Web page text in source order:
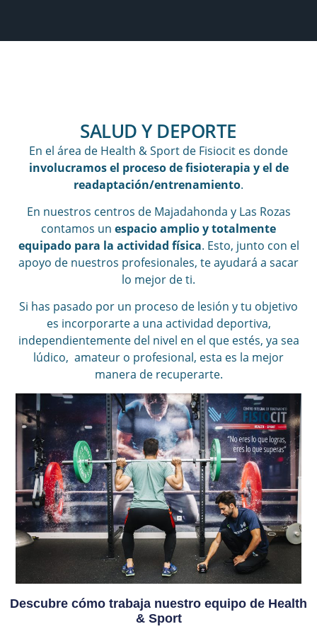
SALUD Y DEPORTE
En el área de Health & Sport de Fisiocit es donde
involucramos el proceso de fisioterapia y el de
readaptación/entrenamiento.
En nuestros centros de Majadahonda y Las Rozas
contamos un espacio amplio y totalmente
equipado para la actividad física. Esto, junto con el
apoyo de nuestros profesionales, te ayudará a sacar
lo mejor de ti.
Si has pasado por un proceso de lesión y tu objetivo
es incorporarte a una actividad deportiva,
independientemente del nivel en el que estés, ya sea
lúdico, amateur o profesional, esta es la mejor
manera de recuperarte.
Descubre cómo trabaja nuestro equipo de Health
& Sport